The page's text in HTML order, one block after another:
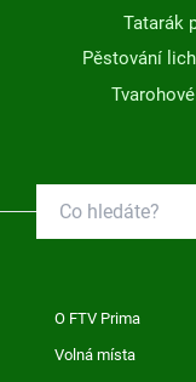
Tatarák
Pěstování
O FTV Prima
Volná místa